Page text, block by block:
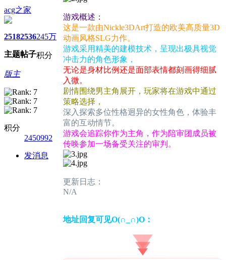
acg之家
2518
主题
2536
帖子
245万
积分
版主
积分
2450992
发消息
游戏概述：
这是一款由Nickle3DArt打造的欧美高质量3D
动画风格SLG力作。
游戏采用精美的建模技术，呈现出极具视觉
冲击力的角色形象，
无论是身材比例还是面部表情都刻画得细腻
入微。
剧情围绕男主角展开，玩家将在游戏中通过
策略选择，
深入探索多位性格迥异的女性角色，体验丰
富的互动情节。
游戏会追踪你作为主角，作为陪审团成员被
传唤参加一场备受关注的审判。
更新日志：
N/A
地址回复可见O(∩_∩)O：